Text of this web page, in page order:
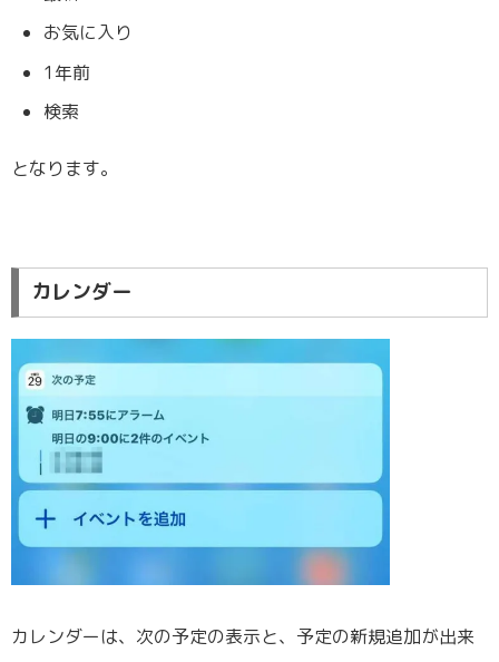
お気に入り
1年前
検索
となります。
カレンダー
カレンダーは、次の予定の表示と、予定の新規追加が出来